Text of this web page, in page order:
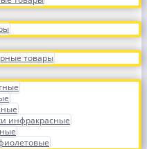
товары
инфракрасные